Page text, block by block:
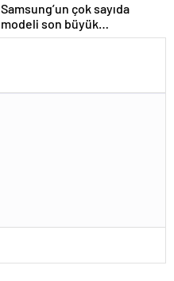
Samsung’un çok sayıda
modeli son büyük
güncellemesini alacak